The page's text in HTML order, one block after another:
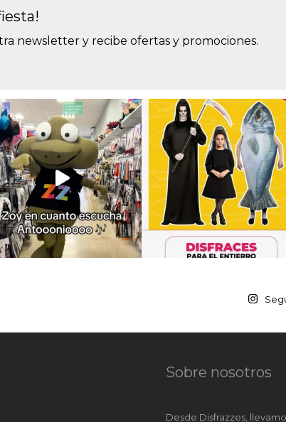
newsletter y recibe ofertas y promociones.
Sobre nosotros
Desde Disfrazzes,